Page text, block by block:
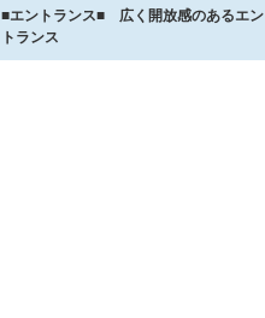
■エントランス■ 広く開放感のあるエン
トランス